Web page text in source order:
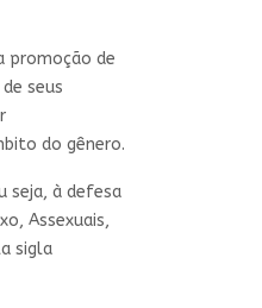
promoção de
seus
do gênero.
seja, à defesa
Assexuais,
sigla